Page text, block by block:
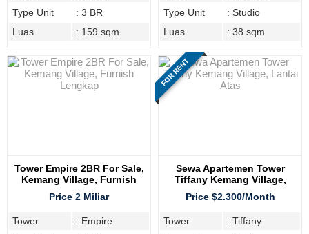
Type Unit
: 3 BR
Luas
: 159 sqm
Type Unit
: Studio
Luas
: 38 sqm
Tower Empire 2BR For Sale,
Kemang Village, Furnish
Price 2 Miliar
Tower
: Empire
FOR RENT
Sewa Apartemen Tower
Tiffany Kemang Village,
Lantai Atas
Price $2.300/Month
Tower
: Tiffany